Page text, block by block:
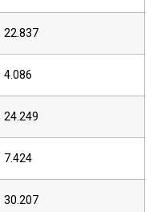
22.837
4.086
24.249
7.424
30.207